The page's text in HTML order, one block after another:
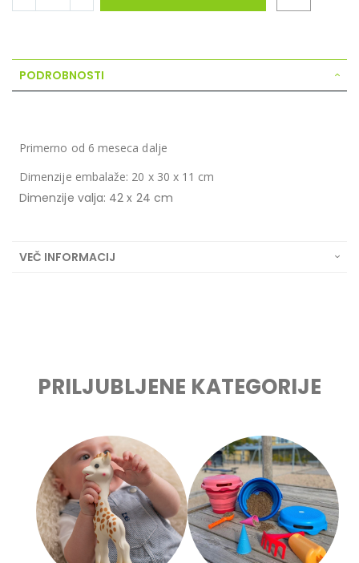
PODROBNOSTI
Primerno od 6 meseca dalje
Dimenzije embalaže: 20 x 30 x 11 cm
Dimenzije valja: 42 x 24 cm
VEČ INFORMACIJ
PRILJUBLJENE KATEGORIJE